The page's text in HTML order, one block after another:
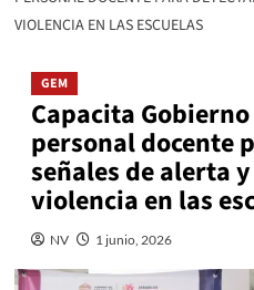
VIOLENCIA EN LAS ESCUELAS
GEM
Capacita
personal docente
señales de alerta
violencia en las
NV 1 junio, 2026